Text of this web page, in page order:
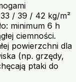
/ 39 / 42 kg/m²
minimum 6 h
ciemności.
powierzchni dla
(np. grzędy,
ptaki do